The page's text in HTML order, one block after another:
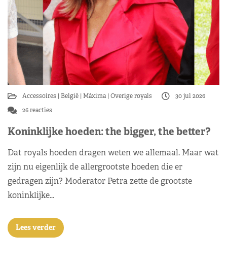
Accessoires België Máxima Overige royals
30 jul 2026
26 reacties
Koninklijke hoeden: the bigger, the better?
Dat royals hoeden dragen weten we allemaal. Maar wat
zijn nu eigenlijk de allergrootste hoeden die er
gedragen zijn? Moderator Petra zette de grootste
koninklijke…
Lees verder